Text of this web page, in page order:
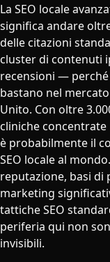
La SEO locale
significa andare
delle citazioni
cluster di contenuti
recensioni — perché
bastano nel
Unito. Con oltre
cliniche concentrate
è probabilmente il
SEO locale al
reputazione, basi di
marketing
tattiche SEO
periferia qui non
invisibili.